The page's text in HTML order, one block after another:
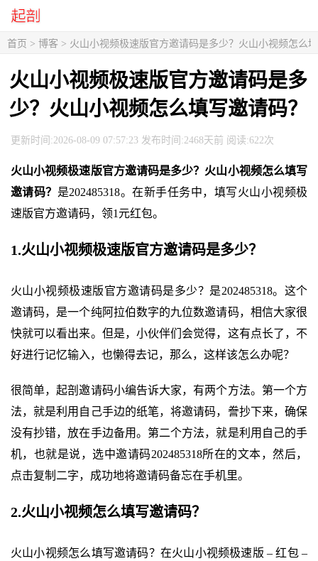
首页 > 博客 > 火山小视频极速版官方邀请码是多少？火山小视频怎么
火山小视频极速版官方邀请码是多
少？火山小视频怎么填写邀请码？
更新时间:2026-08-09 07:57:23 发布时间:2468天前 阅读:622次
火山小视频极速版官方邀请码是多少？火山小视频怎么填写
邀请码？ 是202485318。在新手任务中，填写火山小视频极
速版官方邀请码，领1元红包。
1.火山小视频极速版官方邀请码是多少？
火山小视频极速版官方邀请码是多少？是202485318。这个
邀请码，是一个纯阿拉伯数字的九位数邀请码，相信大家很
快就可以看出来。但是，小伙伴们会觉得，这有点长了，不
好进行记忆输入，也懒得去记，那么，这样该怎么办呢？
很简单，起剖邀请码小编告诉大家，有两个方法。第一个方
法，就是利用自己手边的纸笔，将邀请码，誊抄下来，确保
没有抄错，放在手边备用。第二个方法，就是利用自己的手
机，也就是说，选中邀请码202485318所在的文本，然后，
点击复制二字，成功地将邀请码备忘在手机里。
2.火山小视频怎么填写邀请码？
火山小视频怎么填写邀请码？在火山小视频极速版 – 红包 –